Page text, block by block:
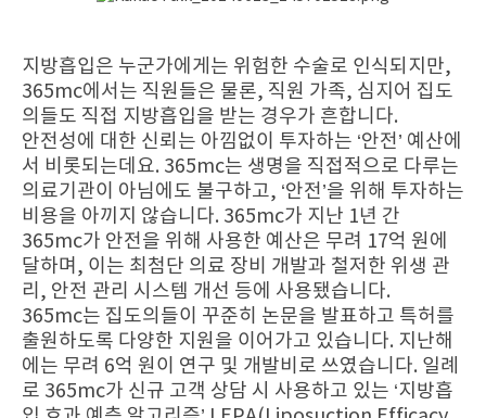
지방흡입은 누군가에게는 위험한 수술로 인식되지만,
365mc에서는 직원들은 물론, 직원 가족, 심지어 집도
의들도 직접 지방흡입을 받는 경우가 흔합니다.
안전성에 대한 신뢰는 아낌없이 투자하는 ‘안전’ 예산에
서 비롯되는데요. 365mc는 생명을 직접적으로 다루는
의료기관이 아님에도 불구하고, ‘안전’을 위해 투자하는
비용을 아끼지 않습니다. 365mc가 지난 1년 간
365mc가 안전을 위해 사용한 예산은 무려 17억 원에
달하며, 이는 최첨단 의료 장비 개발과 철저한 위생 관
리, 안전 관리 시스템 개선 등에 사용됐습니다.
365mc는 집도의들이 꾸준히 논문을 발표하고 특허를
출원하도록 다양한 지원을 이어가고 있습니다. 지난해
에는 무려 6억 원이 연구 및 개발비로 쓰였습니다. 일례
로 365mc가 신규 고객 상담 시 사용하고 있는 ‘지방흡